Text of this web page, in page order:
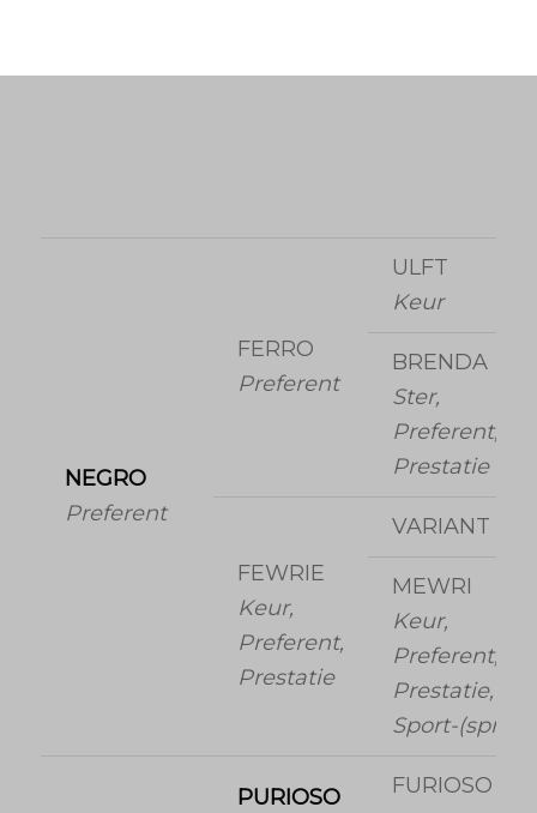
NEGRO
Preferent
FERRO
Preferent
ULFT
Keur
BRENDA
Ster,
Preferent,
Prestatie
FEWRIE
Keur,
Preferent,
Prestatie
VARIANT
MEWRI
Keur,
Preferent,
Prestatie,
Sport-(spr)
PURIOSO
FURIOSO II